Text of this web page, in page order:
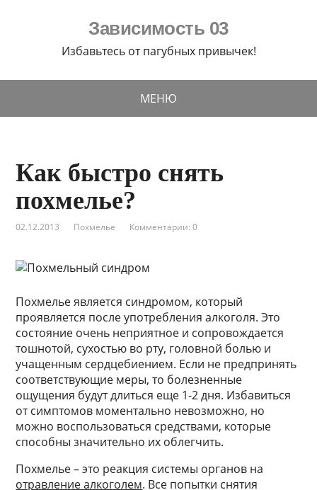
Зависимость 03
Избавьтесь от пагубных привычек!
МЕНЮ
Как быстро снять
похмелье?
02.12.2013 Похмелье Комментарии: 0
Похмелье является синдромом, который
проявляется после употребления алкоголя. Это
состояние очень неприятное и сопровождается
тошнотой, сухостью во рту, головной болью и
учащенным сердцебиением. Если не предпринять
соответствующие меры, то болезненные
ощущения будут длиться еще 1-2 дня. Избавиться
от симптомов моментально невозможно, но
можно воспользоваться средствами, которые
способны значительно их облегчить.
Похмелье – это реакция системы органов на
отравление алкоголем. Все попытки снятия